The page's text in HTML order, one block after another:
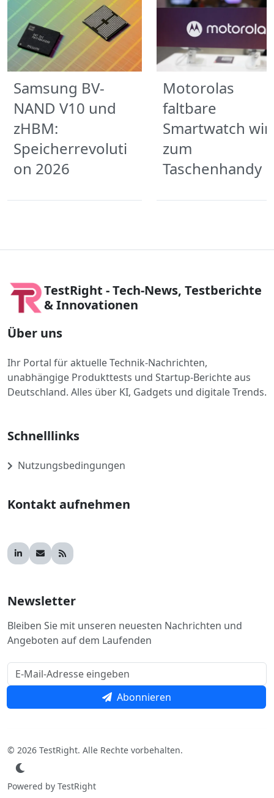
Samsung BV-
NAND V10 und
zHBM:
Speicherrevoluti
on 2026
Motorolas
faltbare
Smartwatch
zum
Taschenhandy
TestRight - Tech-News, Testberichte
& Innovationen
Über uns
Ihr Portal für aktuelle Technik-Nachrichten,
unabhängige Produkttests und Startup-Berichte aus
Deutschland. Alles über KI, Gadgets und digitale Trends.
Schnelllinks
Nutzungsbedingungen
Kontakt aufnehmen
Newsletter
Bleiben Sie mit unseren neuesten Nachrichten und
Angeboten auf dem Laufenden
Abonnieren
© 2026 TestRight. Alle Rechte vorbehalten.
Powered by TestRight